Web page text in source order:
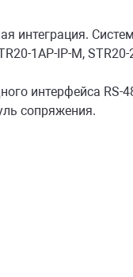
интеграция.
1AP-IP-M, STR20-
интерфейса RS-
сопряжения.